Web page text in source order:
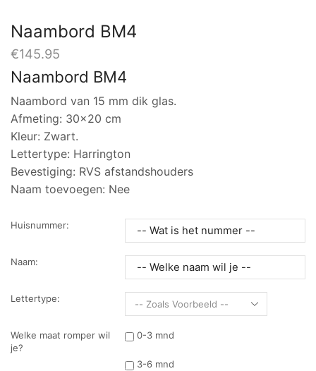
Naambord BM4
€145.95
Naambord BM4
Naambord van 15 mm dik glas.
Afmeting: 30×20 cm
Kleur: Zwart.
Lettertype: Harrington
Bevestiging: RVS afstandshouders
Naam toevoegen: Nee
Huisnummer:
Naam:
Lettertype:
Welke maat romper wil
je?
0-3 mnd
3-6 mnd